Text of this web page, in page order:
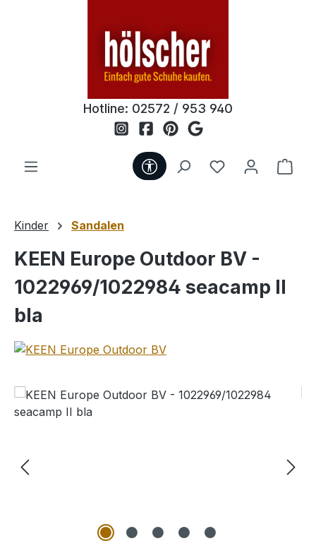
Hotline: 02572 / 953 940
Werkzeugleiste anzeigen
Du hast 0
Kinder Sandalen
KEEN Europe Outdoor BV -
1022969/1022984 seacamp II
bla
Bildergalerie überspringen